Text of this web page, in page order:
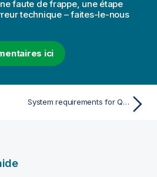
faute de frappe, une étape
technique – faites-le-nous
ici
System requirements for QlikView